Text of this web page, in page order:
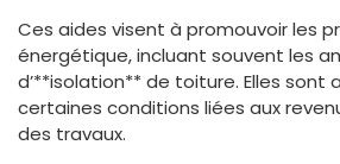
Ces aides visent à promouvoir les
énergétique, incluant souvent les
d’**isolation** de toiture. Elles sont
certaines conditions liées aux
des travaux.